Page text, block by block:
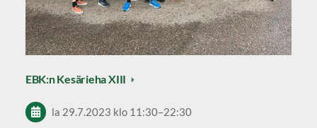
EBK:n Kesärieha XIII
la 29.7.2023 klo 11:30–22:30